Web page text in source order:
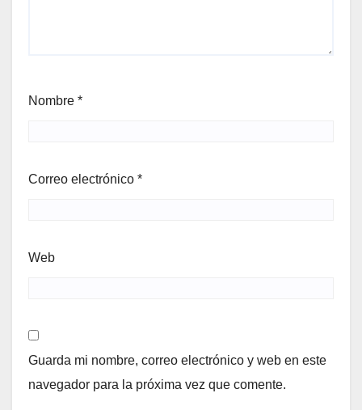
Nombre *
Correo electrónico *
Web
Guarda mi nombre, correo electrónico y web en este
navegador para la próxima vez que comente.